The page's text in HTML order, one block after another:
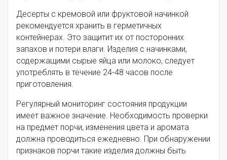
Десерты с кремовой или фруктовой начинкой
рекомендуется хранить в герметичных
контейнерах. Это защитит их от посторонних
запахов и потери влаги. Изделия с начинками,
содержащими сырые яйца или молоко, следует
употреблять в течение 24-48 часов после
приготовления.
Регулярный мониторинг состояния продукции
имеет важное значение. Необходимость проверки
на предмет порчи, изменения цвета и аромата
должна проводиться ежедневно. При обнаружении
признаков порчи такие изделия должны быть